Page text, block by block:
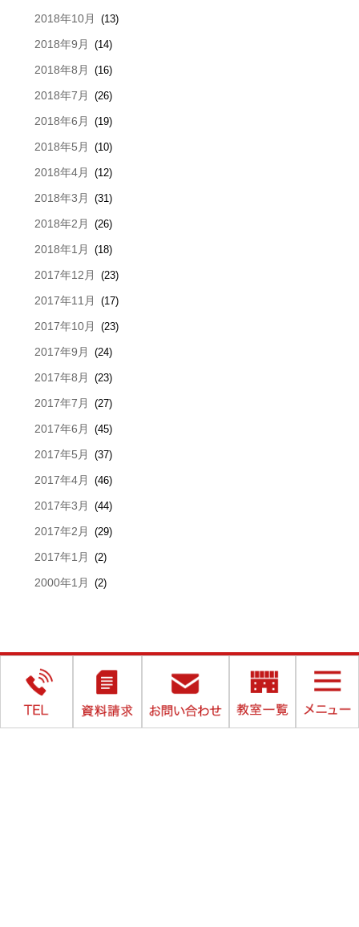
2018年10月 (13)
2018年9月 (14)
2018年8月 (16)
2018年7月 (26)
2018年6月 (19)
2018年5月 (10)
2018年4月 (12)
2018年3月 (31)
2018年2月 (26)
2018年1月 (18)
2017年12月 (23)
2017年11月 (17)
2017年10月 (23)
2017年9月 (24)
2017年8月 (23)
2017年7月 (27)
2017年6月 (45)
2017年5月 (37)
2017年4月 (46)
2017年3月 (44)
2017年2月 (29)
2017年1月 (2)
2000年1月 (2)